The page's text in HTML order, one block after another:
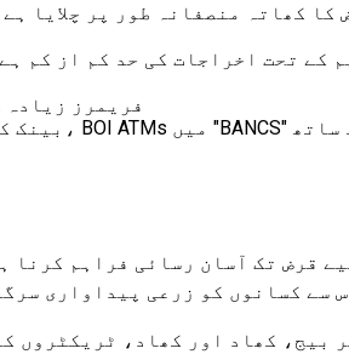
کھاتہ منصفانہ طور پر چلایا
فریمرز زیادہ سے زیادہ 10,000
قرض تک آسان رسائی فراہم
کسانوں کو زرعی پیداواری
کھاد اور کھاد، ٹریکٹروں